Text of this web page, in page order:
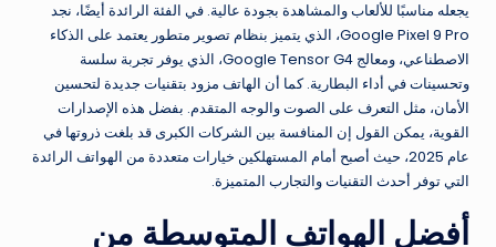
يجعله مناسبًا للألعاب والمشاهدة بجودة عالية. في الفئة الرائدة أيضًا، نجد
Google Pixel 9 Pro، الذي يتميز بنظام تصوير متطور يعتمد على الذكاء
الاصطناعي، ومعالج Google Tensor G4، الذي يوفر تجربة سلسة
وتحسينات في أداء البطارية. كما أن الهاتف مزود بتقنيات جديدة لتحسين
الأمان، مثل التعرف على الصوت والوجه المتقدم. بفضل هذه الإصدارات
القوية، يمكن القول إن المنافسة بين الشركات الكبرى قد بلغت ذروتها في
عام 2025، حيث أصبح أمام المستهلكين خيارات متعددة من الهواتف الرائدة
التي توفر أحدث التقنيات والتجارب المتميزة.
أفضل الهواتف المتوسطة من